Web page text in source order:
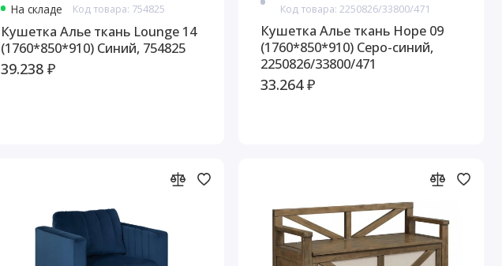
На складе Код товара: 754825
Кушетка Алье ткань Lounge 14
(1760*850*910) Синий, 754825
39.238 ₽
Код товара: 2250826/33800/471
Кушетка Алье ткань Hope 09
(1760*850*910) Серо-синий,
2250826/33800/471
33.264 ₽